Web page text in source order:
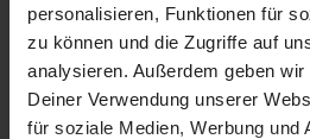
personalisieren, Funktionen für
zu können und die Zugriffe auf
analysieren. Außerdem geben
Deiner Verwendung unserer
für soziale Medien, Werbung und
2 stars: 0
Bewertungen
1stars: 0
Bewertungen